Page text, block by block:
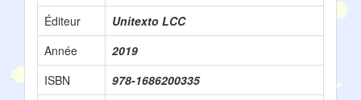
Éditeur
Unitexto LCC
Année
2019
ISBN
978-1686200335